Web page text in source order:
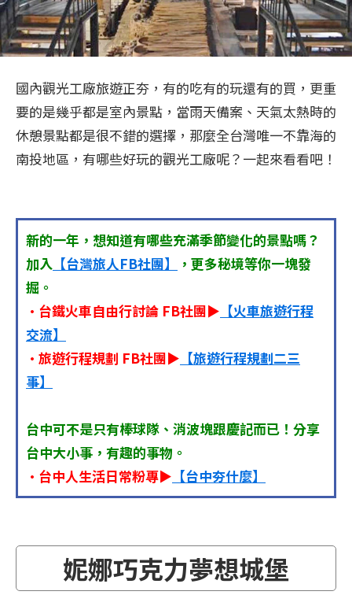
國內觀光工廠旅遊正夯，有的吃有的玩還有的買，更重
要的是幾乎都是室內景點，當雨天備案、天氣太熱時的
休憩景點都是很不錯的選擇，那麼全台灣唯一不靠海的
南投地區，有哪些好玩的觀光工廠呢？一起來看看吧！
新的一年，想知道有哪些充滿季節變化的景點嗎？
加入 【台灣旅人FB社團】
，更多秘境等你一塊發
掘。
•台鐵火車自由行討論 FB社團▶ 【火車旅遊行程
交流】
•旅遊行程規劃 FB社團▶ 【旅遊行程規劃二三
事】
台中可不是只有棒球隊、消波塊跟慶記而已！分享
台中大小事，有趣的事物。
•台中人生活日常粉專▶ 【台中夯什麼】
妮娜巧克力夢想城堡